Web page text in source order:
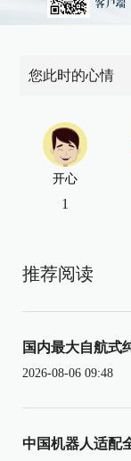
您此时的心情
开心
1
推荐阅读
国内最大自航式
2026-08-06 09:48
中国机器人适配